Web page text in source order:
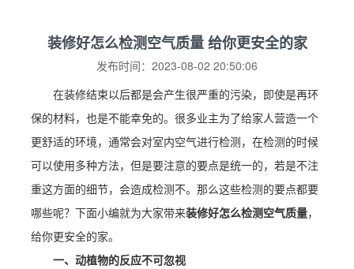
装修好怎么检测空气质量 给你更安全的家
发布时间：2023-08-02 20:50:06
在装修结束以后都是会产生很严重的污染，即使是再环
保的材料，也是不能幸免的。很多业主为了给家人营造一个
更舒适的环境，通常会对室内空气进行检测，在检测的时候
可以使用多种方法，但是要注意的要点是统一的，若是不注
重这方面的细节，会造成检测不。那么这些检测的要点都要
哪些呢？下面小编就为大家带来装修好怎么检测空气质量，
给你更安全的家。
一、动植物的反应不可忽视